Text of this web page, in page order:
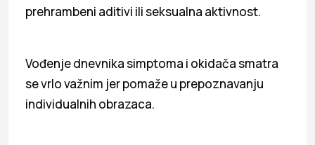
prehrambeni aditivi ili seksualna aktivnost.
Vođenje dnevnika simptoma i okidača smatra
se vrlo važnim jer pomaže u prepoznavanju
individualnih obrazaca.